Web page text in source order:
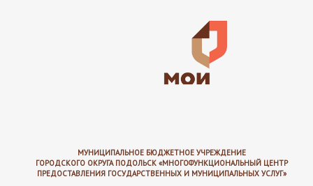
МУНИЦИПАЛЬНОЕ БЮДЖЕТНОЕ УЧРЕЖДЕНИЕ
ГОРОДСКОГО ОКРУГА ПОДОЛЬСК «МНОГОФУНКЦИОНАЛЬНЫЙ ЦЕНТР
ПРЕДОСТАВЛЕНИЯ ГОСУДАРСТВЕННЫХ И МУНИЦИПАЛЬНЫХ УСЛУГ»